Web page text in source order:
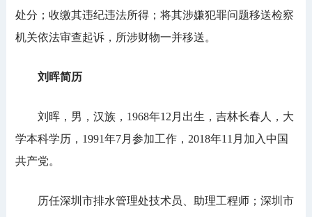
处分；收缴其违纪违法所得；将其涉嫌犯罪问题移送检察
机关依法审查起诉，所涉财物一并移送。
刘晖简历
刘晖，男，汉族，1968年12月出生，吉林长春人，大
学本科学历，1991年7月参加工作，2018年11月加入中国
共产党。
历任深圳市排水管理处技术员、助理工程师；深圳市